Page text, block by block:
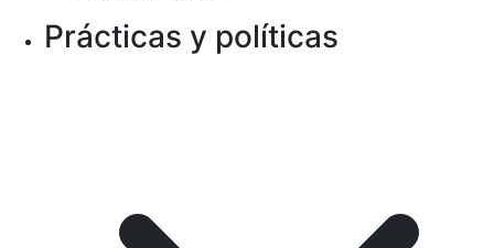
Prácticas y políticas